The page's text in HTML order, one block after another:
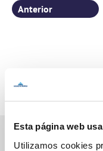
Esta página web
Utilizamos cookies
Anterior